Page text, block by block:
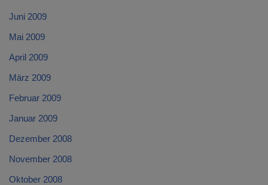
Juni 2009
Mai 2009
April 2009
März 2009
Februar 2009
Januar 2009
Dezember 2008
November 2008
Oktober 2008